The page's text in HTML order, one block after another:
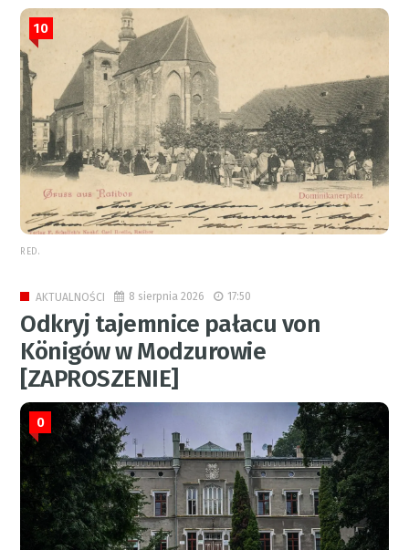
10
RED.
AKTUALNOŚCI 8 sierpnia 2026 17:50
Odkryj tajemnice pałacu von
Königów w Modzurowie
[ZAPROSZENIE]
0